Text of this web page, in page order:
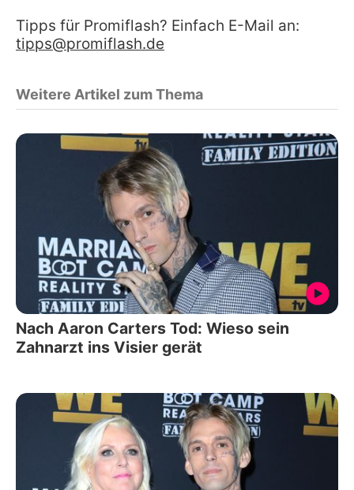
Tipps für Promiflash? Einfach E-Mail an:
tipps@promiflash.de
Weitere Artikel zum Thema
Nach Aaron Carters Tod: Wieso sein
Zahnarzt ins Visier gerät